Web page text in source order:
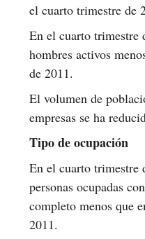
el cuarto trimestre de
En el cuarto trimestre
hombres activos
de 2011.
El volumen de
empresas se ha
Tipo de ocupación
En el cuarto trimestre
personas ocupadas
completo menos que
2011.